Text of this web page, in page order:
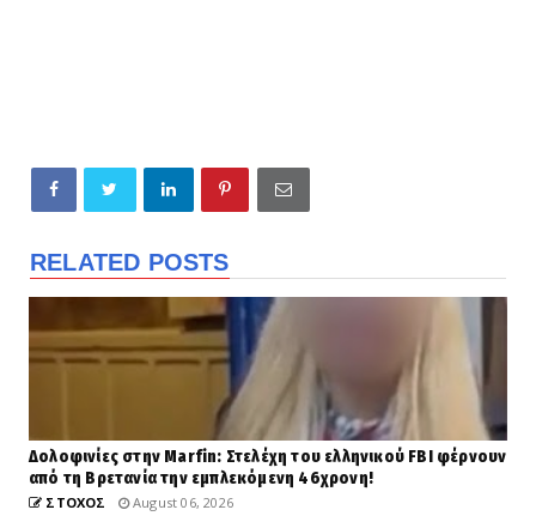
RELATED POSTS
Δολοφινίες στην Marfin: Στελέχη του ελληνικού FBI φέρνουν
από τη Βρετανία την εμπλεκόμενη 46χρονη!
ΣΤΟΧΟΣ August 06, 2026